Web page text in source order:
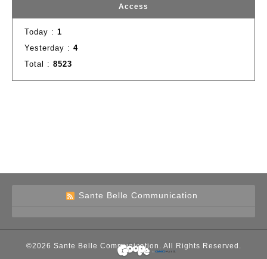
Access
Today : 1
Yesterday : 4
Total : 8523
Sante Belle Communication
©2026 Sante Belle Communication . All Rights Reserved.
今すぐはじめる